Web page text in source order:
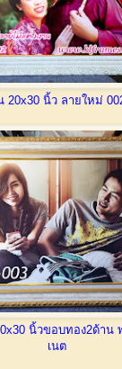
20x30 นิ้ว ลายใหม่
นิ้วขอบทอง2ด้าน
เนต